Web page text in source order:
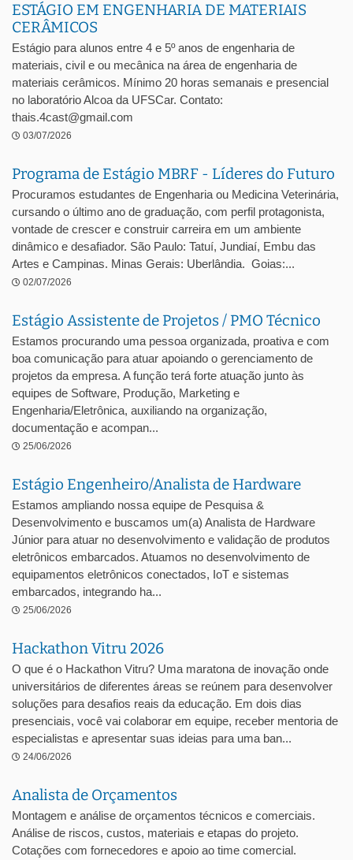
ESTÁGIO EM ENGENHARIA DE MATERIAIS
CERÂMICOS
Estágio para alunos entre 4 e 5º anos de engenharia de
materiais, civil e ou mecânica na área de engenharia de
materiais cerâmicos. Mínimo 20 horas semanais e presencial
no laboratório Alcoa da UFSCar. Contato:
thais.4cast@gmail.com
03/07/2026
Programa de Estágio MBRF - Líderes do Futuro
Procuramos estudantes de Engenharia ou Medicina Veterinária,
cursando o último ano de graduação, com perfil protagonista,
vontade de crescer e construir carreira em um ambiente
dinâmico e desafiador. São Paulo: Tatuí, Jundiaí, Embu das
Artes e Campinas. Minas Gerais: Uberlândia. Goias:...
02/07/2026
Estágio Assistente de Projetos / PMO Técnico
Estamos procurando uma pessoa organizada, proativa e com
boa comunicação para atuar apoiando o gerenciamento de
projetos da empresa. A função terá forte atuação junto às
equipes de Software, Produção, Marketing e
Engenharia/Eletrônica, auxiliando na organização,
documentação e acompan...
25/06/2026
Estágio Engenheiro/Analista de Hardware
Estamos ampliando nossa equipe de Pesquisa &
Desenvolvimento e buscamos um(a) Analista de Hardware
Júnior para atuar no desenvolvimento e validação de produtos
eletrônicos embarcados. Atuamos no desenvolvimento de
equipamentos eletrônicos conectados, IoT e sistemas
embarcados, integrando ha...
25/06/2026
Hackathon Vitru 2026
O que é o Hackathon Vitru? Uma maratona de inovação onde
universitários de diferentes áreas se reúnem para desenvolver
soluções para desafios reais da educação. Em dois dias
presenciais, você vai colaborar em equipe, receber mentoria de
especialistas e apresentar suas ideias para uma ban...
24/06/2026
Analista de Orçamentos
Montagem e análise de orçamentos técnicos e comerciais.
Análise de riscos, custos, materiais e etapas do projeto.
Cotações com fornecedores e apoio ao time comercial.